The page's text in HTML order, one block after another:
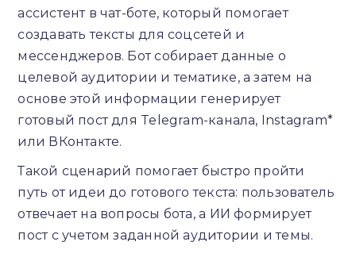
ассистент в чат-боте, который помогает
создавать тексты для соцсетей и
мессенджеров. Бот собирает данные о
целевой аудитории и тематике, а затем на
основе этой информации генерирует
готовый пост для Telegram-канала, Instagram*
или ВКонтакте.
Такой сценарий помогает быстро пройти
путь от идеи до готового текста: пользователь
отвечает на вопросы бота, а ИИ формирует
пост с учетом заданной аудитории и темы.